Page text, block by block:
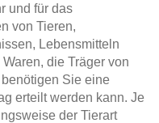
und für das
von Tieren,
Lebensmitteln
die Träger von
Sie eine
erteilt werden kann. Je
der Tierart